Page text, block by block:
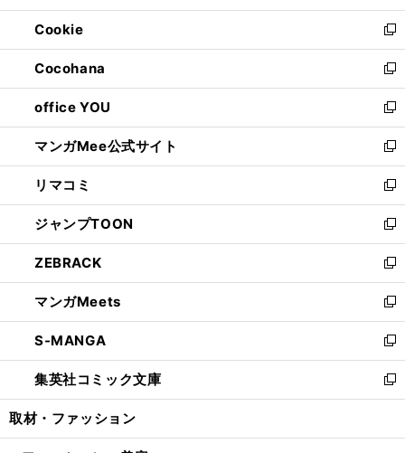
開
く
ウ
で
開
く
ン
ド
ウ
で
開
く
ウ
ィ
ン
ド
ウ
で
開
く
Cookie
新
し
い
ウ
ィ
ン
ド
ウ
で
開
く
Cocohana
新
し
い
ウ
ィ
ン
ド
ウ
で
開
く
office YOU
新
し
い
ウ
ィ
ン
ド
ウ
で
開
く
マンガMee公式サイト
新
し
い
ウ
ィ
ン
ド
ウ
で
開
く
リマコミ
新
し
い
ウ
ィ
ン
ド
ウ
で
開
く
ジャンプTOON
新
し
い
ウ
ィ
ン
ド
ウ
で
開
ZEBRACK
新
し
い
ウ
ィ
ン
ド
ウ
開
マンガMeets
新
し
い
ウ
ィ
ン
ウ
S-MANGA
新
し
い
ウ
ン
集英社コミック文庫
新
し
ウ
取材・ファッション